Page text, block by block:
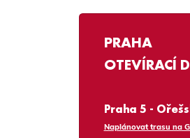
PRAHA
OTEVÍRACÍ
Praha 5 -
Naplánovat trasu na